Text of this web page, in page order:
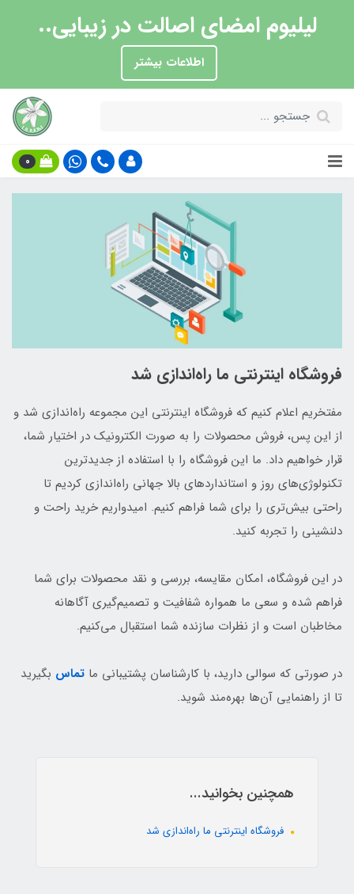
لیلیوم امضای اصالت در زیبایی..
اطلاعات بیشتر
0
فروشگاه اینترنتی ما راه‌اندازی شد
مفتخریم اعلام کنیم که فروشگاه اینترنتی این مجموعه راه‌اندازی شد و
از این پس، فروش محصولات را به صورت الکترونیک در اختیار شما،
قرار خواهیم داد. ما این فروشگاه را با استفاده از جدیدترین
تکنولوژی‌های روز و استانداردهای بالا جهانی راه‌اندازی کردیم تا
راحتی بیش‌تری را برای شما فراهم کنیم. امیدواریم خرید راحت و
دلنشینی را تجربه کنید.
در این فروشگاه، امکان مقایسه، بررسی و نقد محصولات برای شما
فراهم شده و سعی ما همواره شفافیت و تصمیم‌گیری آگاهانه
مخاطبان است و از نظرات سازنده شما استقبال می‌کنیم.
در صورتی که سوالی دارید، با کارشناسان پشتیبانی ما تماس بگیرید
تا از راهنمایی آن‌ها بهره‌مند شوید.
همچنین بخوانید...
فروشگاه اینترنتی ما راه‌اندازی شد